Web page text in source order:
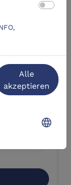
Alle
akzeptieren
language